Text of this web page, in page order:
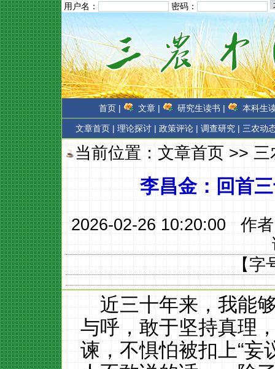
用户名： 密码：
首页 | 文章 | 研究生读书 | 本科生
文章首页 | 理论探讨 | 政策评论 | 调查研究 | 三农动
当前位置：文章首页>>三
李昌金：回首
2026-02-26 10:20:00 作
【字
近三十年来，我能
与呼，敢于坚持真理
谏，不惧怕被扣上“妄